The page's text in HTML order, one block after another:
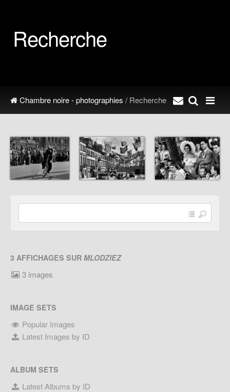
Recherche
Chambre noire - photographies / Recherche
3 AFFICHAGES SUR MLODZIEZ
3 images
IMAGE SETS
Popular Images
Latest Images by ID
ALBUM SETS
Latest Albums by ID